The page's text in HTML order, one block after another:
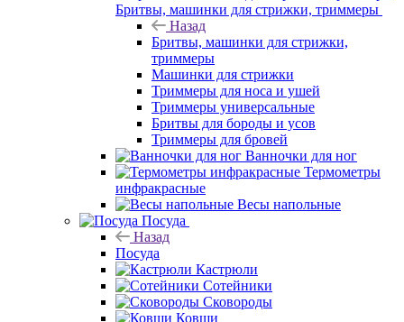
Бритвы, машинки для стрижки, триммеры
Назад
Бритвы, машинки для стрижки,
триммеры
Машинки для стрижки
Триммеры для носа и ушей
Триммеры универсальные
Бритвы для бороды и усов
Триммеры для бровей
Ванночки для ног
Термометры
инфракрасные
Весы напольные
Посуда
Назад
Посуда
Кастрюли
Сотейники
Сковороды
Ковши